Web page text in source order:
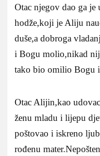
Otac njegov dao ga
hodže,koji je Aliju
duše,a dobroga
i Bogu molio,nikad
tako bio omilio Bogu
Otac Alijin,kao
ženu mladu i lijepu
poštovao i iskreno
rođenu